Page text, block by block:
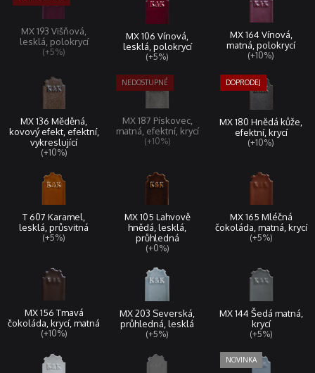
MX 193 Višňová,
lesklá, polokrycí
(+5%)
MX 106 Vínová,
lesklá, polokrycí
(+5%)
MX 164 Vínová,
matná, polokrycí
(+10%)
MX 136 Měděná,
kovový efekt, efektní,
vykreslující
(+10%)
MX 187 Pískovec,
matná, efektní, krycí
(+10%)
MX 180 Hnědá kůže,
efektní, krycí
(+10%)
T 607 Karamel,
lesklá, průsvitná
(+5%)
MX 105 Lahvově
hnědá, lesklá,
průhledná
(+0%)
MX 165 Mléčná
čokoláda, matná, krycí
(+5%)
MX 156 Tmavá
čokoláda, krycí, matná
(+10%)
MX 203 Severská,
průhledná, lesklá
(+5%)
MX 144 Šedá matná,
krycí
(+5%)